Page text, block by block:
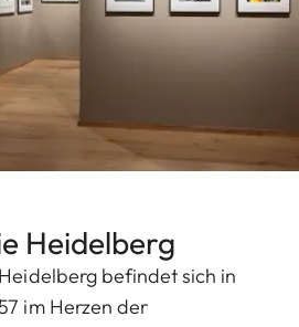
Heidelberg
befindet sich in
im Herzen der